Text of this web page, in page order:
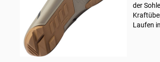
der
Laufen